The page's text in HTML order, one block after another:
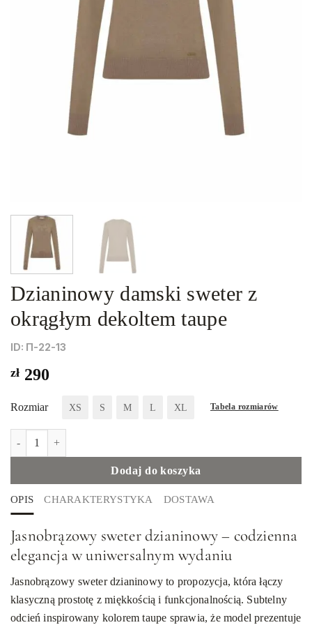
Dzianinowy damski sweter z
okrągłym dekoltem taupe
ID: П-22-13
zł 290
Rozmiar XS S M L XL Tabela rozmiarów
ilość Dzianinowy damski sweter z okrągłym dekoltem taupe
Dodaj do koszyka
OPIS CHARAKTERYSTYKA DOSTAWA
Jasnobrązowy sweter dzianinowy – codzienna
elegancja w uniwersalnym wydaniu
Jasnobrązowy sweter dzianinowy to propozycja, która łączy
klasyczną prostotę z miękkością i funkcjonalnością. Subtelny
odcień inspirowany kolorem taupe sprawia, że model prezentuje